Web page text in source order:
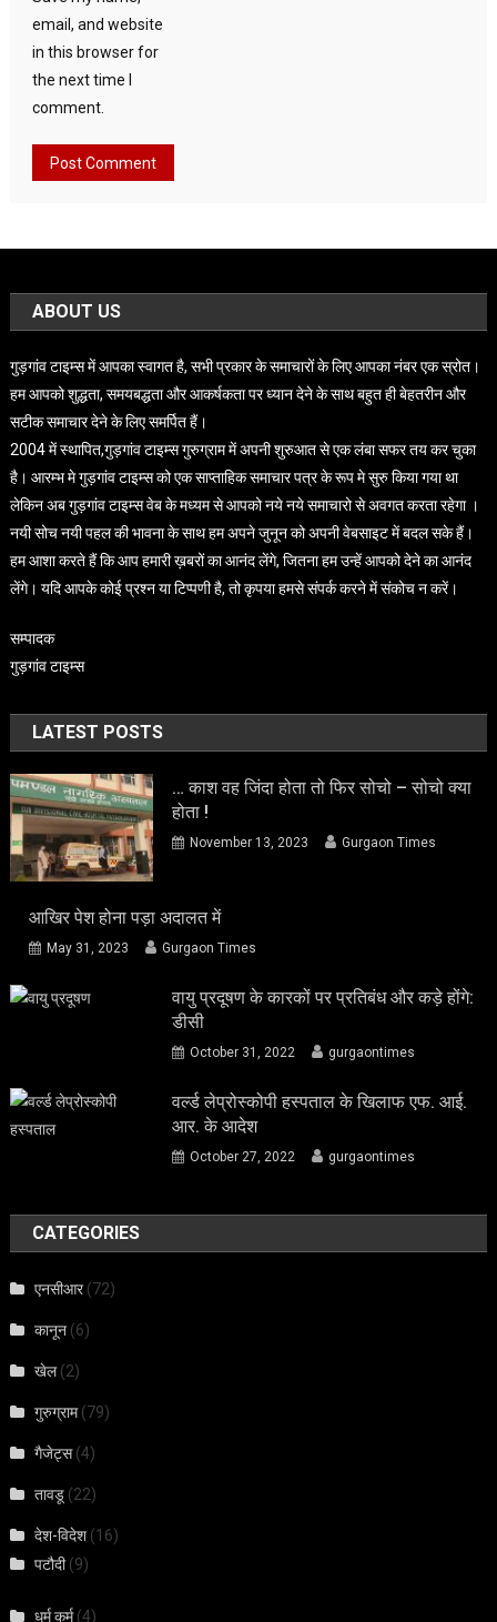
email, and website
in this browser for
the next time I
comment.
ABOUT US
गुड़गांव टाइम्स में आपका स्वागत है, सभी प्रकार के समाचारों के लिए आपका नंबर एक स्रोत।
हम आपको शुद्धता, समयबद्धता और आकर्षकता पर ध्यान देने के साथ बहुत ही बेहतरीन और
सटीक समाचार देने के लिए समर्पित हैं।
2004 में स्थापित,गुड़गांव टाइम्स गुरुग्राम में अपनी शुरुआत से एक लंबा सफर तय कर चुका
है। आरम्भ मे गुड़गांव टाइम्स को एक साप्ताहिक समाचार पत्र के रूप मे सुरु किया गया था
लेकिन अब गुड़गांव टाइम्स वेब के मध्यम से आपको नये नये समाचारो से अवगत करता रहेगा ।
नयी सोच नयी पहल की भावना के साथ हम अपने जुनून को अपनी वेबसाइट में बदल सके हैं।
हम आशा करते हैं कि आप हमारी ख़बरों का आनंद लेंगे, जितना हम उन्हें आपको देने का आनंद
लेंगे। यदि आपके कोई प्रश्न या टिप्पणी है, तो कृपया हमसे संपर्क करने में संकोच न करें।
सम्पादक
गुड़गांव टाइम्स
LATEST POSTS
… काश वह जिंदा होता तो फिर सोचो – सोचो क्या
होता !
November 13, 2023 Gurgaon Times
आखिर पेश होना पड़ा अदालत में
May 31, 2023 Gurgaon Times
वायु प्रदूषण के कारकों पर प्रतिबंध और कड़े होंगे:
डीसी
October 31, 2022 gurgaontimes
वर्ल्ड लेप्रोस्कोपी हस्पताल के खिलाफ एफ. आई.
आर. के आदेश
October 27, 2022 gurgaontimes
CATEGORIES
एनसीआर(72)
कानून (6)
खेल(2)
गुरुग्राम(79)
गैजेट्स(4)
तावडू (22)
देश-विदेश (16)
पटौदी(9)
धर्म कर्म(4)